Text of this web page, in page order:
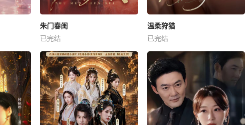
朱门春闺
已完结
温柔狩猎
已完结